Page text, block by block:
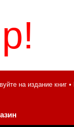
на издание книг •